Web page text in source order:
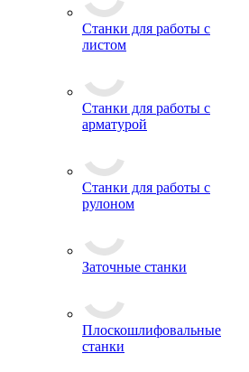
Станки для работы с
листом
Станки для работы с
арматурой
Станки для работы с
рулоном
Заточные станки
Плоскошлифовальные
станки